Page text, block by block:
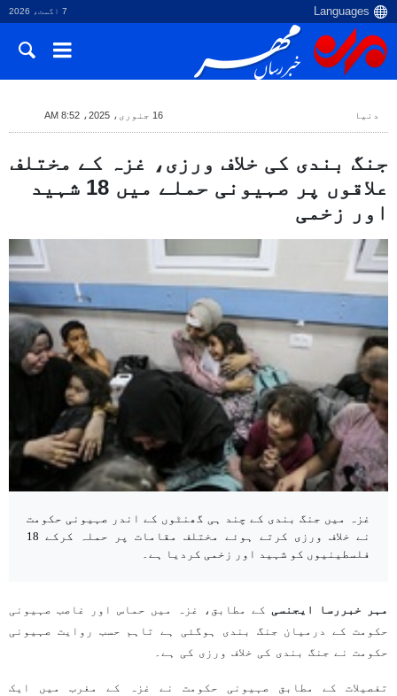
7 اگست، 2026
دنیا 16 جنوری، 2025، 8:52 AM
جنگ بندی کی خلاف ورزی، غزہ کے مختلف
علاقوں پر صہیونی حملے میں 18 شہید
اور زخمی
غزہ میں جنگ بندی کے چند ہی گھنٹوں کے اندر صہیونی حکومت
نے خلاف ورزی کرتے ہوئے مختلف مقامات پر حملہ کرکے 18
فلسطینیوں کو شہید اور زخمی کردیا ہے۔
مہر خبررسا ایجنسی کے مطابق، غزہ میں حماس اور غاصب صہیونی
حکومت کے درمیان جنگ بندی ہوگئی ہے تاہم حسب روایت صہیونی
حکومت نے جنگ بندی کی خلاف ورزی کی ہے۔
تفصیلات کے مطابق صہیونی حکومت نے غزہ کے مغرب میں ایک